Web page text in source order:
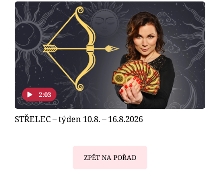
2:03
STŘELEC – týden 10.8. – 16.8.2026
ZPĚT NA POŘAD